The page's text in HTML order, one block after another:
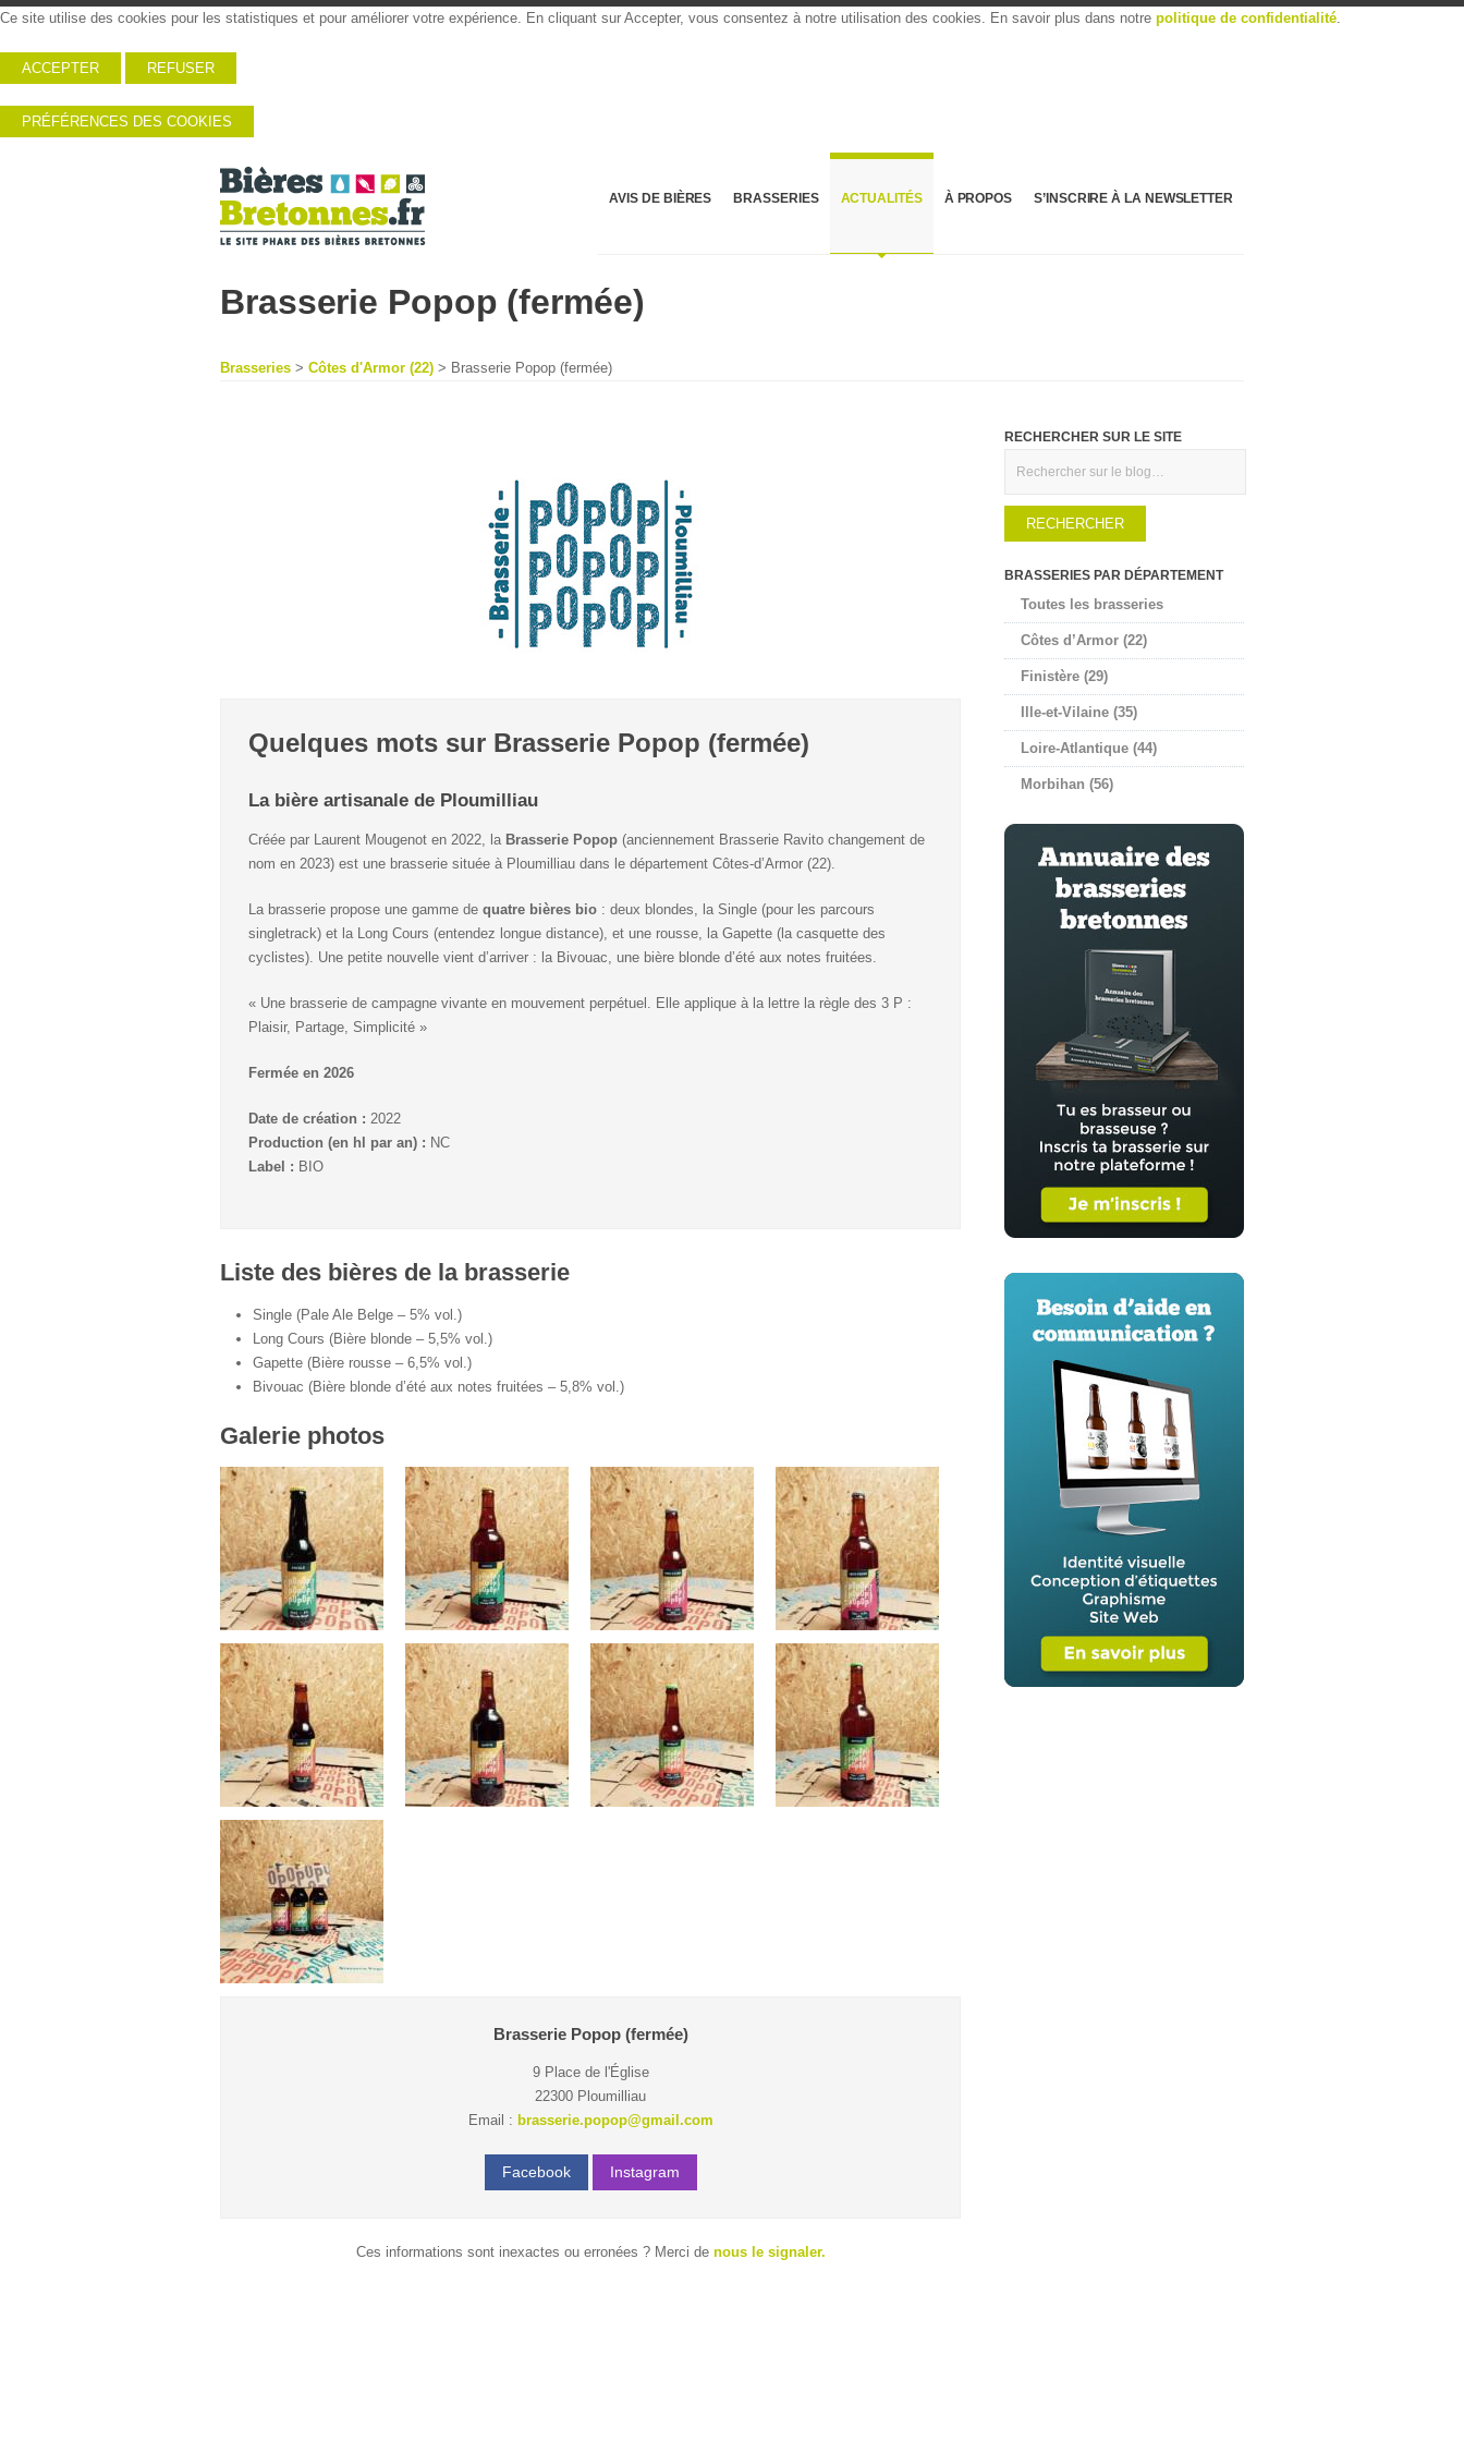
Ce site utilise des cookies pour les statistiques et pour améliorer votre expérience. En cliquant sur Accepter, vous consentez à notre utilisation des cookies. En savoir plus dans notre politique de confidentialité.
ACCEPTER REFUSER
PRÉFÉRENCES DES COOKIES
AVIS DE BIÈRES BRASSERIES ACTUALITÉS À PROPOS S’INSCRIRE À LA NEWSLETTER
Brasserie Popop (fermée)
Brasseries > Côtes d'Armor (22) > Brasserie Popop (fermée)
Quelques mots sur Brasserie Popop (fermée)
La bière artisanale de Ploumilliau
Créée par Laurent Mougenot en 2022, la Brasserie Popop (anciennement Brasserie Ravito changement de
nom en 2023) est une brasserie située à Ploumilliau dans le département Côtes-d’Armor (22).
La brasserie propose une gamme de quatre bières bio : deux blondes, la Single (pour les parcours
singletrack) et la Long Cours (entendez longue distance), et une rousse, la Gapette (la casquette des
cyclistes). Une petite nouvelle vient d’arriver : la Bivouac, une bière blonde d’été aux notes fruitées.
« Une brasserie de campagne vivante en mouvement perpétuel. Elle applique à la lettre la règle des 3 P :
Plaisir, Partage, Simplicité »
Fermée en 2026
Date de création : 2022
Production (en hl par an) : NC
Label : BIO
Liste des bières de la brasserie
Single (Pale Ale Belge – 5% vol.)
Long Cours (Bière blonde – 5,5% vol.)
Gapette (Bière rousse – 6,5% vol.)
Bivouac (Bière blonde d’été aux notes fruitées – 5,8% vol.)
Galerie photos
Brasserie Popop (fermée)
9 Place de l'Église
22300 Ploumilliau
Email : brasserie.popop@gmail.com
Facebook Instagram
Ces informations sont inexactes ou erronées ? Merci de nous le signaler.
RECHERCHER SUR LE SITE
BRASSERIES PAR DÉPARTEMENT
Toutes les brasseries
Côtes d’Armor (22)
Finistère (29)
Ille-et-Vilaine (35)
Loire-Atlantique (44)
Morbihan (56)